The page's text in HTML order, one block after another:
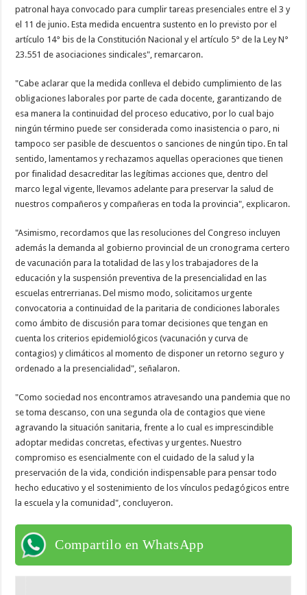
patronal haya convocado para cumplir tareas presenciales entre el 3 y
el 11 de junio. Esta medida encuentra sustento en lo previsto por el
artículo 14° bis de la Constitución Nacional y el artículo 5° de la Ley N°
23.551 de asociaciones sindicales", remarcaron.
"Cabe aclarar que la medida conlleva el debido cumplimiento de las
obligaciones laborales por parte de cada docente, garantizando de
esa manera la continuidad del proceso educativo, por lo cual bajo
ningún término puede ser considerada como inasistencia o paro, ni
tampoco ser pasible de descuentos o sanciones de ningún tipo. En tal
sentido, lamentamos y rechazamos aquellas operaciones que tienen
por finalidad desacreditar las legítimas acciones que, dentro del
marco legal vigente, llevamos adelante para preservar la salud de
nuestros compañeros y compañeras en toda la provincia", explicaron.
"Asimismo, recordamos que las resoluciones del Congreso incluyen
además la demanda al gobierno provincial de un cronograma certero
de vacunación para la totalidad de las y los trabajadores de la
educación y la suspensión preventiva de la presencialidad en las
escuelas entrerrianas. Del mismo modo, solicitamos urgente
convocatoria a continuidad de la paritaria de condiciones laborales
como ámbito de discusión para tomar decisiones que tengan en
cuenta los criterios epidemiológicos (vacunación y curva de
contagios) y climáticos al momento de disponer un retorno seguro y
ordenado a la presencialidad", señalaron.
"Como sociedad nos encontramos atravesando una pandemia que no
se toma descanso, con una segunda ola de contagios que viene
agravando la situación sanitaria, frente a lo cual es imprescindible
adoptar medidas concretas, efectivas y urgentes. Nuestro
compromiso es esencialmente con el cuidado de la salud y la
preservación de la vida, condición indispensable para pensar todo
hecho educativo y el sostenimiento de los vínculos pedagógicos entre
la escuela y la comunidad", concluyeron.
Compartilo en WhatsApp